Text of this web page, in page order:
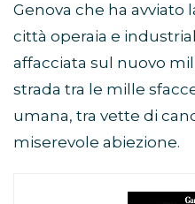
Genova che ha avviato
città operaia e
affacciata sul nuovo
strada tra le mille
umana, tra vette di
miserevole abiezione.